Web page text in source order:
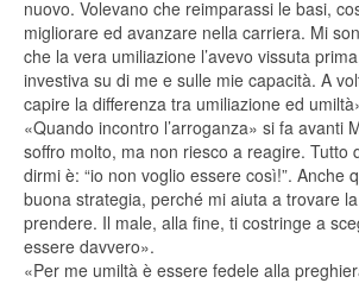
nuovo. Volevano che reimparassi le basi,
migliorare ed avanzare nella carriera. Mi
che la vera umiliazione l’avevo vissuta
investiva su di me e sulle mie capacità. A
capire la differenza tra umiliazione ed
«Quando incontro l’arroganza» si fa avanti
soffro molto, ma non riesco a reagire. Tutto
dirmi è: “io non voglio essere così!”. Anche
buona strategia, perché mi aiuta a trovare
prendere. Il male, alla fine, ti costringe a
essere davvero».
«Per me umiltà è essere fedele alla